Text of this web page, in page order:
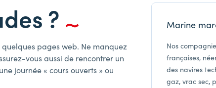
?
pages web. Ne manquez
vous aussi de rencontrer un
journée « cours ouverts » ou
Marine
Nos
françaises,
des navires
gaz, vrac sec,